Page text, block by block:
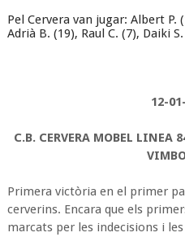
Pel Cervera van jugar: Albert P.
Adrià B. (19), Raul C. (7), Daiki
12-
C.B. CERVERA MOBEL LINEA
Primera victòria en el primer
cerverins. Encara que els
marcats per les indecisions i